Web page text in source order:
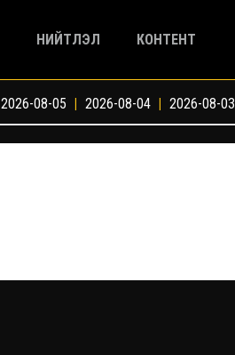
НИЙТЛЭЛ КОНТЕНТ
2026-08-05 | 2026-08-04 | 2026-08-03